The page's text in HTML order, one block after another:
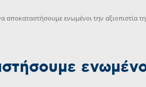
αποκαταστήσουμε ενωμένοι την αξιοπιστία